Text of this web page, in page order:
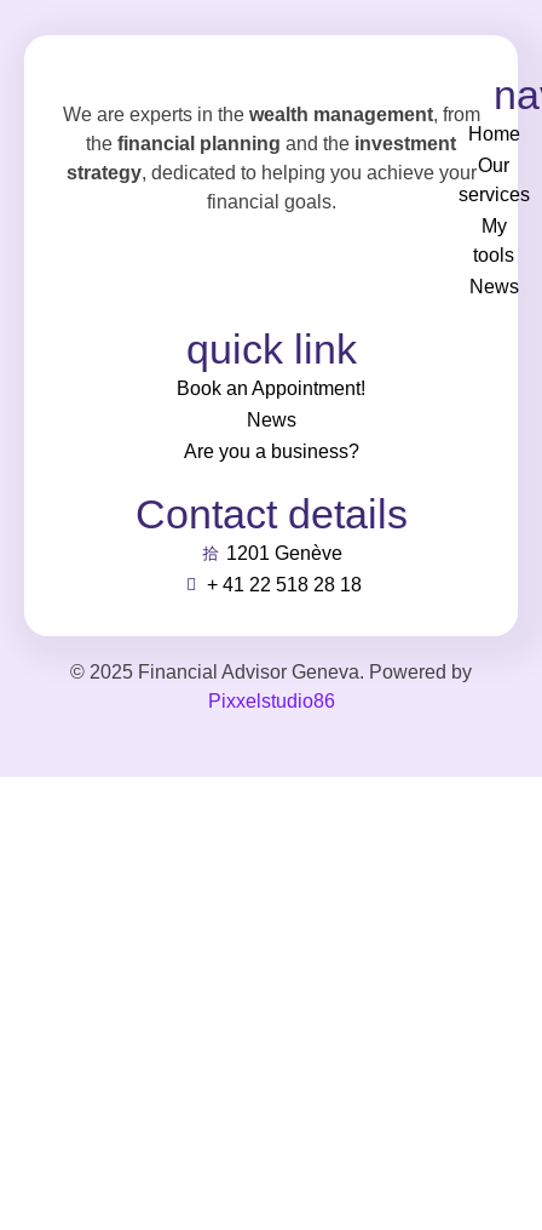
We are experts in the wealth management, from
the financial planning and the investment
strategy, dedicated to helping you achieve your
financial goals.
Home
Our
services
My
tools
News
quick link
Book an Appointment!
News
Are you a business?
Contact details
1201 Genève
+ 41 22 518 28 18
© 2025 Financial Advisor Geneva. Powered by
Pixxelstudio86